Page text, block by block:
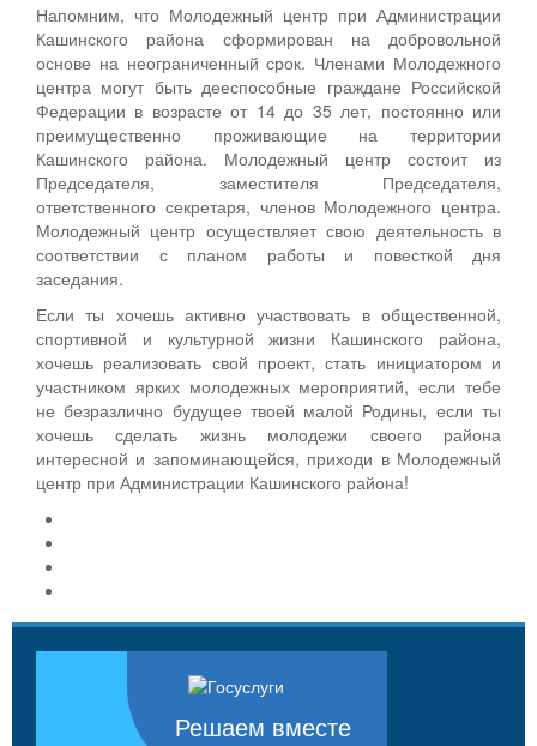
Напомним, что Молодежный центр при Администрации
Кашинского района сформирован на добровольной
основе на неограниченный срок. Членами Молодежного
центра могут быть дееспособные граждане Российской
Федерации в возрасте от 14 до 35 лет, постоянно или
преимущественно проживающие на территории
Кашинского района. Молодежный центр состоит из
Председателя, заместителя Председателя,
ответственного секретаря, членов Молодежного центра.
Молодежный центр осуществляет свою деятельность в
соответствии с планом работы и повесткой дня
заседания.
Если ты хочешь активно участвовать в общественной,
спортивной и культурной жизни Кашинского района,
хочешь реализовать свой проект, стать инициатором и
участником ярких молодежных мероприятий, если тебе
не безразлично будущее твоей малой Родины, если ты
хочешь сделать жизнь молодежи своего района
интересной и запоминающейся, приходи в Молодежный
центр при Администрации Кашинского района!
Решаем вместе